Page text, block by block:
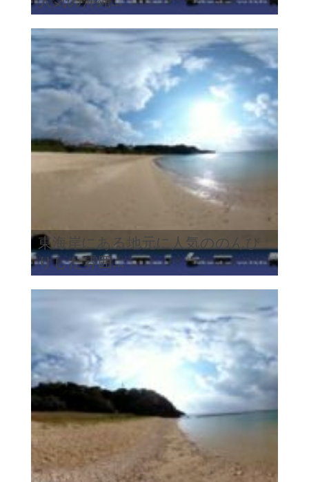
東海岸にある地元に人気ののんび
りした雰囲...